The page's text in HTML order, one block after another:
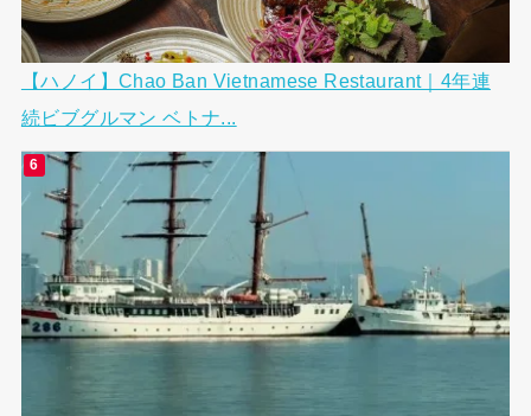
【ハノイ】Chao Ban Vietnamese Restaurant｜4年連
続ビブグルマン ベトナ...